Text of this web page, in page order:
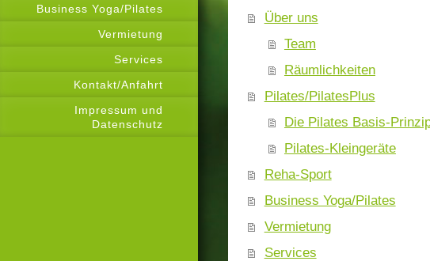
Business Yoga/Pilates
Vermietung
Services
Kontakt/Anfahrt
Impressum und
Datenschutz
Über uns
Team
Räumlichkeiten
Pilates/PilatesPlus
Die Pilates Basis-
Pilates-Kleingeräte
Reha-Sport
Business Yoga/Pilates
Vermietung
Services